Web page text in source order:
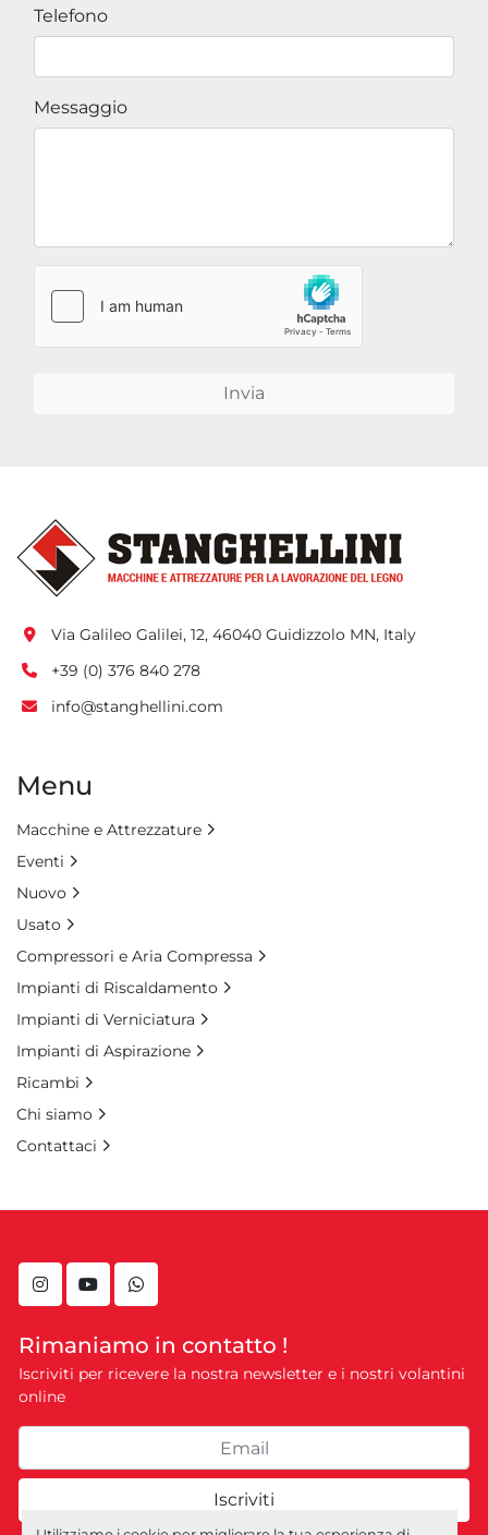
Telefono
Messaggio
Invia
instagramyoutubewhatsapp
Rimaniamo in contatto !
Iscriviti per ricevere la nostra newsletter e i nostri volantini
online
Iscriviti
Via Galileo Galilei, 12, 46040 Guidizzolo MN, Italy
+39 (0) 376 840 278
info@stanghellini.com
Menu
Macchine e Attrezzature
Eventi
Nuovo
Usato
Compressori e Aria Compressa
Impianti di Riscaldamento
Impianti di Verniciatura
Impianti di Aspirazione
Ricambi
Chi siamo
Contattaci